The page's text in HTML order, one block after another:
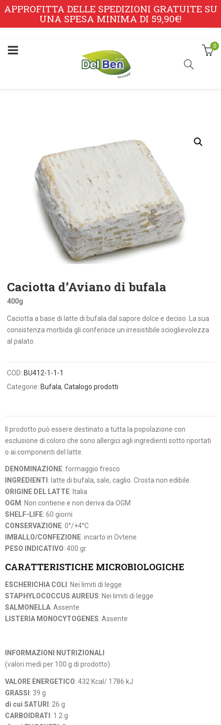
APPROFITTA DELLE SPEDIZIONI GRATUITE SU
UNA SPESA MINIMA DI 59,90€!
0
Caciotta d’Aviano di bufala
400g
Caciotta a base di latte di bufala dal sapore dolce e deciso. La sua
consistenza morbida gli conferisce un irresistibile scioglievolezza
al palato.
COD: BU412-1-1-1
Categorie: Bufala,Catalogo prodotti
Il prodotto può essere destinato a tutta la popolazione con
esclusione di coloro che sono allergici agli ingredienti sotto riportati
o ai componenti del latte.
DENOMINAZIONE: formaggio fresco
INGREDIENTI : latte di bufala, sale, caglio. Crosta non edibile.
ORIGINE DEL LATTE: Italia
OGM : Non contiene e non deriva da OGM
SHELF-LIFE: 60 giorni
CONSERVAZIONE: 0°/+4°C
IMBALLO/CONFEZIONE: incarto in Ovtene
PESO INDICATIVO: 400 gr
CARATTERISTICHE MICROBIOLOGICHE
ESCHERICHIA COLI : Nei limiti di legge
STAPHYLOCOCCUS AUREUS: Nei limiti di legge
SALMONELLA: Assente
LISTERIA MONOCYTOGENES: Assente
INFORMAZIONI NUTRIZIONALI
(valori medi per 100 g di prodotto)
VALORE ENERGETICO: 432 Kcal/ 1786 kJ
GRASSI : 39 g
di cui SATURI : 26 g
CARBOIDRATI : 1.2 g